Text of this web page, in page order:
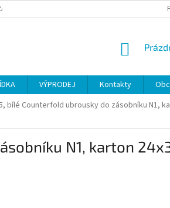
OSOBNÍCH ÚDAJŮ
VÝPRODEJ Kontakty
bílé Counterfold ubrousky do zásobníku N1,
N1, karton